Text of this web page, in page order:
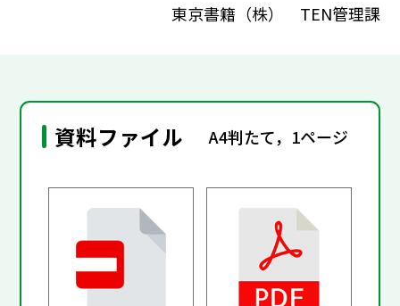
東京書籍（株） TEN管理課
資料ファイル A4判たて，1ページ